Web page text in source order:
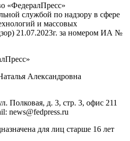
«ФедералПресс»
службой по надзору в сфере
и массовых
21.07.2023г. за номером ИА №
Александровна
Полковая, д. 3, стр. 3, офис 211
news@fedpress.ru
для лиц старше 16 лет